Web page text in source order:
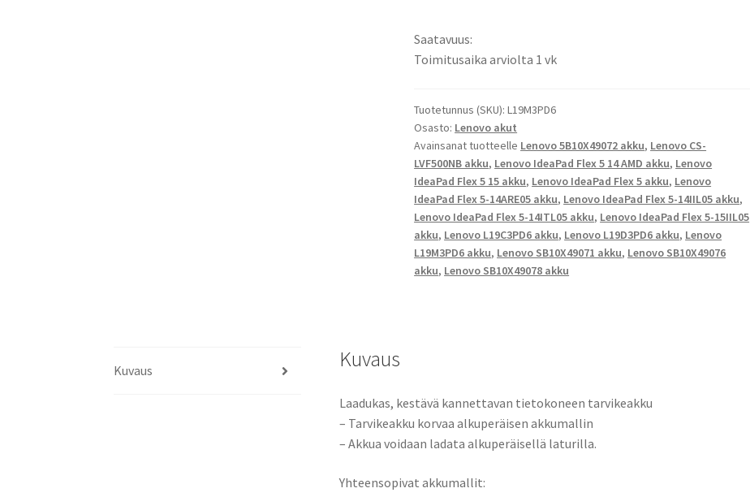
Flex
5,
Flex
5
15,
Flex
5
14
AMD,
Flex
5-
15IIL05
Saatavuus:
Toimitusaika arviolta 1 vk
Tuotetunnus (SKU):L19M3PD6
Osasto: Lenovo akut
Avainsanat tuotteelle Lenovo 5B10X49072 akku, Lenovo CS-
LVF500NB akku, Lenovo IdeaPad Flex 5 14 AMD akku, Lenovo
IdeaPad Flex 5 15 akku, Lenovo IdeaPad Flex 5 akku, Lenovo
IdeaPad Flex 5-14ARE05 akku, Lenovo IdeaPad Flex 5-14IIL05 akku,
Lenovo IdeaPad Flex 5-14ITL05 akku, Lenovo IdeaPad Flex 5-15IIL05
akku, Lenovo L19C3PD6 akku, Lenovo L19D3PD6 akku, Lenovo
L19M3PD6 akku, Lenovo SB10X49071 akku, Lenovo SB10X49076
akku, Lenovo SB10X49078 akku
Kuvaus Kuvaus
Laadukas, kestävä kannettavan tietokoneen tarvikeakku
– Tarvikeakku korvaa alkuperäisen akkumallin
– Akkua voidaan ladata alkuperäisellä laturilla.
Yhteensopivat akkumallit: